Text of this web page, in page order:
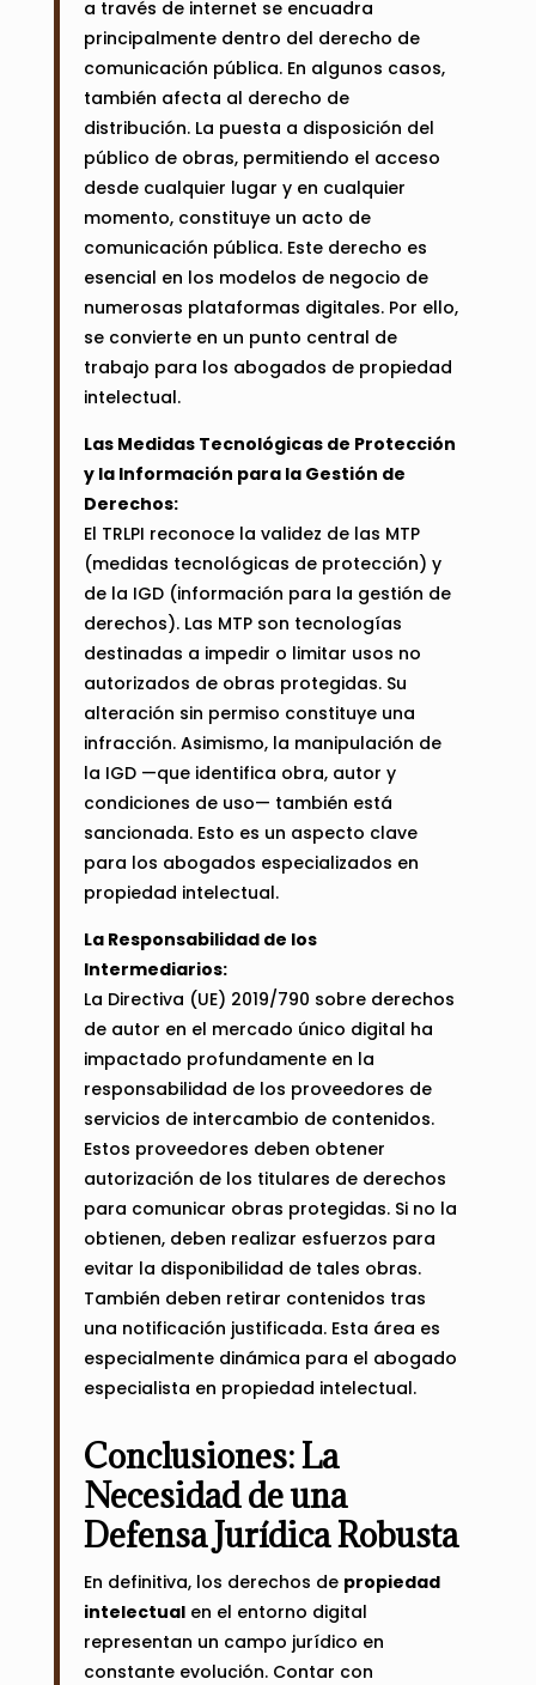
a través de internet se encuadra
principalmente dentro del derecho de
comunicación pública. En algunos casos,
también afecta al derecho de
distribución. La puesta a disposición del
público de obras, permitiendo el acceso
desde cualquier lugar y en cualquier
momento, constituye un acto de
comunicación pública. Este derecho es
esencial en los modelos de negocio de
numerosas plataformas digitales. Por ello,
se convierte en un punto central de
trabajo para los abogados de propiedad
intelectual.
Las Medidas Tecnológicas de Protección
y la Información para la Gestión de
Derechos:
El TRLPI reconoce la validez de las MTP
(medidas tecnológicas de protección) y
de la IGD (información para la gestión de
derechos). Las MTP son tecnologías
destinadas a impedir o limitar usos no
autorizados de obras protegidas. Su
alteración sin permiso constituye una
infracción. Asimismo, la manipulación de
la IGD —que identifica obra, autor y
condiciones de uso— también está
sancionada. Esto es un aspecto clave
para los abogados especializados en
propiedad intelectual.
La Responsabilidad de los
Intermediarios:
La Directiva (UE) 2019/790 sobre derechos
de autor en el mercado único digital ha
impactado profundamente en la
responsabilidad de los proveedores de
servicios de intercambio de contenidos.
Estos proveedores deben obtener
autorización de los titulares de derechos
para comunicar obras protegidas. Si no la
obtienen, deben realizar esfuerzos para
evitar la disponibilidad de tales obras.
También deben retirar contenidos tras
una notificación justificada. Esta área es
especialmente dinámica para el abogado
especialista en propiedad intelectual.
Conclusiones: La
Necesidad de una
Defensa Jurídica Robusta
En definitiva, los derechos de propiedad
intelectualen el entorno digital
representan un campo jurídico en
constante evolución. Contar con